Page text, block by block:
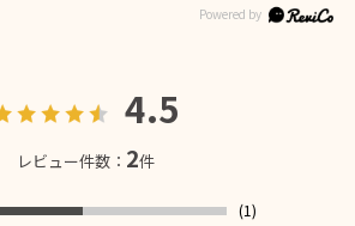
4.5
レビュー件数： 2件
(1)